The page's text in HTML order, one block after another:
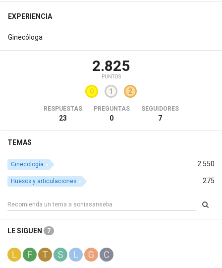
EXPERIENCIA
Ginecóloga
2.825
PUNTOS
0 1 2
RESPUESTAS
23
PREGUNTAS
0
SEGUIDORES
7
TEMAS
2.550
Ginecología
275
Huesos y articulaciones
LE SIGUEN 7